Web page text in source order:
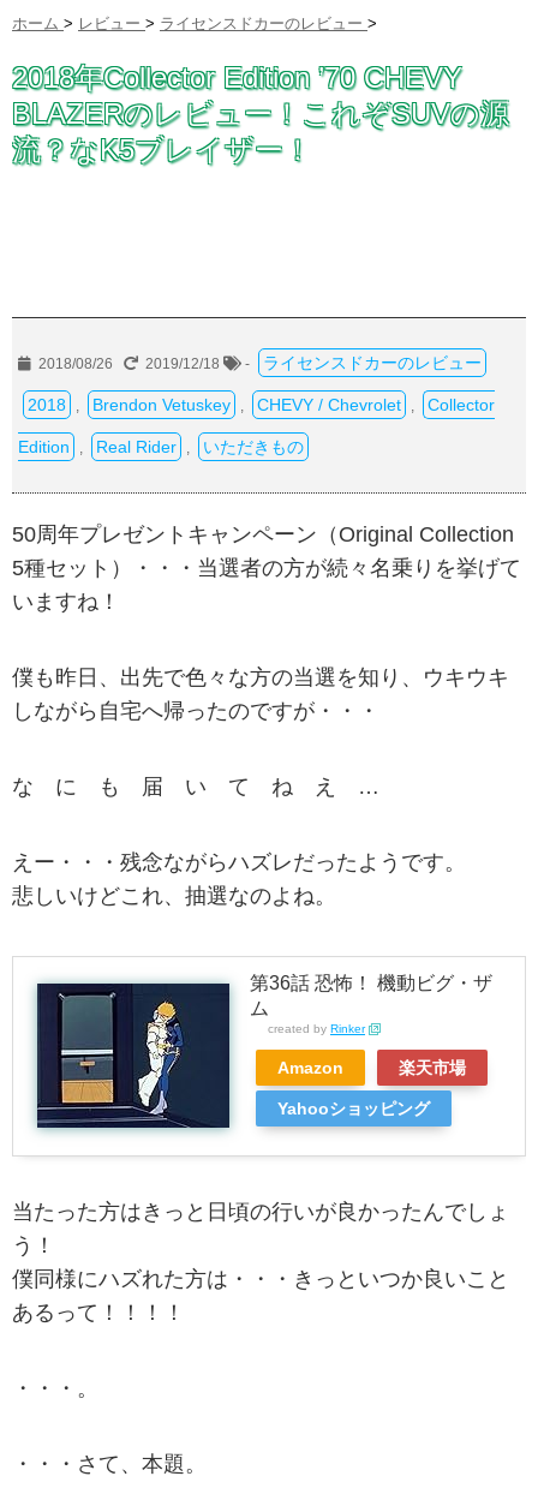
ホーム > レビュー > ライセンスドカーのレビュー >
2018年Collector Edition ’70 CHEVY
BLAZERのレビュー！これぞSUVの源
流？なK5ブレイザー！
2018/08/26 2019/12/18 - ライセンスドカーのレビュー
2018 Brendon Vetuskey CHEVY / Chevrolet Collector
Edition Real Rider いただきもの
50周年プレゼントキャンペーン（Original Collection
5種セット）・・・当選者の方が続々名乗りを挙げて
いますね！
僕も昨日、出先で色々な方の当選を知り、ウキウキ
しながら自宅へ帰ったのですが・・・
な に も 届 い て ね え …
えー・・・残念ながらハズレだったようです。
悲しいけどこれ、抽選なのよね。
第36話 恐怖！ 機動ビグ・ザ
ム
created by Rinker
Amazon 楽天市場
Yahooショッピング
当たった方はきっと日頃の行いが良かったんでしょ
う！
僕同様にハズれた方は・・・きっといつか良いこと
あるって！！！！
・・・。
・・・さて、本題。